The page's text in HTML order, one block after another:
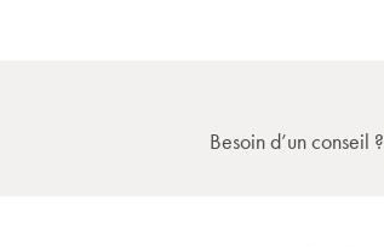
Besoin d’un conseil ?